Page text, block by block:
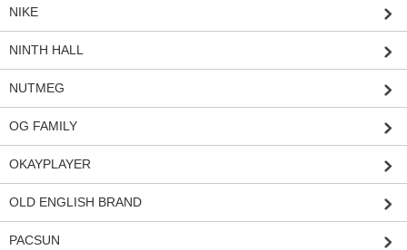
NIKE
NINTH HALL
NUTMEG
OG FAMILY
OKAYPLAYER
OLD ENGLISH BRAND
PACSUN